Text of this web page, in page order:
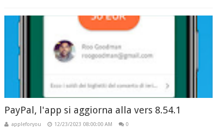
PayPal, l'app si aggiorna alla vers 8.54.1
appleforyou 12/23/2023 08:00:00 AM 0